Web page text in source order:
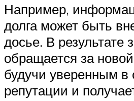
Например,
долга может быть
досье. В результате
обращается за
будучи уверенным в
репутации и